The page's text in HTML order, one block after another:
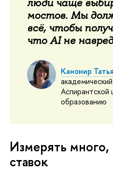
люди чаще
мостов. Мы
всё, чтобы
что AI не
Канонир
Аспирантской
образованию
Измерять
ставок